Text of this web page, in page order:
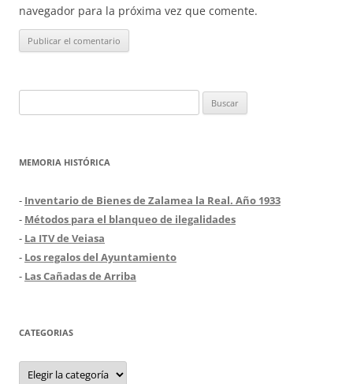
navegador para la próxima vez que comente.
MEMORIA HISTÓRICA
- Inventario de Bienes de Zalamea la Real. Año 1933
- Métodos para el blanqueo de ilegalidades
- La ITV de Veiasa
- Los regalos del Ayuntamiento
- Las Cañadas de Arriba
CATEGORIAS
Categorias